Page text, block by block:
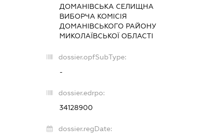
ДОМАНІВСЬКА СЕЛИЩНА
ВИБОРЧА КОМІСІЯ
ДОМАНІВСЬКОГО РАЙОНУ
МИКОЛАЇВСЬКОЇ ОБЛАСТІ
dossier.opfSubType:
-
dossier.edrpo:
34128900
dossier.regDate: